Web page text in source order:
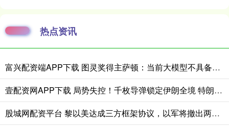
热点资讯
富兴配资端APP下载 图灵奖得主萨顿：当前大模型不具备真实体验，到2040年有五成概率洞悉心智
壹配资网APP下载 局势失控！千枚导弹锁定伊朗全境 特朗普放狠话：必杀报复来袭
股城网配资平台 黎以美达成三方框架协议，以军将撤出两个区域